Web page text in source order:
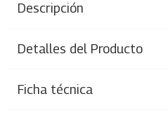
Descripción
Detalles del Producto
Ficha técnica